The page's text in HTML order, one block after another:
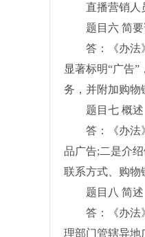
直播营销人员
题目六 简要说
答：《办法》
显著标明“广告
务，并附加购物
题目七 概述《
答：《办法》
品广告;二是介
联系方式、购物
题目八 简述《
答：《办法》
理部门管辖异地